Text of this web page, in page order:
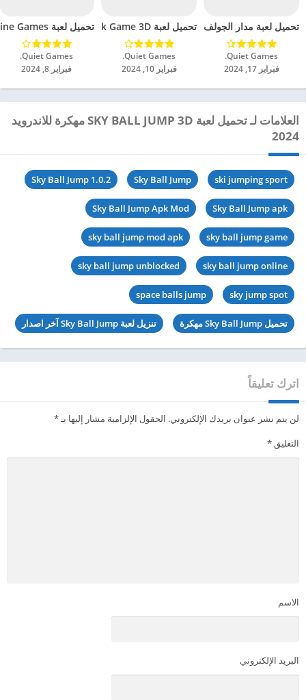
تحميل لعبة مدار الجولف طلقة واحدة الجولف مهكرة للاندرويد 2024
Quiet Games.‏
فبراير 17, 2024
تحميل لعبة Hoop World Flip Dunk Game 3D مهكرة للاندرويد 2024
Quiet Games.‏
فبراير 10, 2024
تحميل لعبة Motocross Racing Offline Games مهكرة للاندرويد 2024
Quiet Games.‏
فبراير 8, 2024
العلامات لـ تحميل لعبة SKY BALL JUMP 3D مهكرة للاندرويد
2024
ski jumping sport
Sky Ball Jump
Sky Ball Jump 1.0.2
Sky Ball Jump apk
Sky Ball Jump Apk Mod
sky ball jump game
sky ball jump mod apk
sky ball jump online
sky ball jump unblocked
sky jump spot
space balls jump
تحميل Sky Ball Jump مهكرة تنزيل لعبة Sky Ball Jump آخر اصدار
اترك تعليقاً
لن يتم نشر عنوان بريدك الإلكتروني. الحقول الإلزامية مشار إليها بـ*
التعليق*
الاسم
البريد الإلكتروني